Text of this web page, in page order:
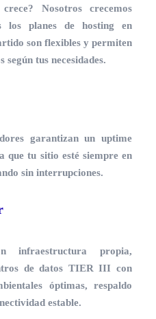
Nosotros crecemos
los planes de hosting en
son flexibles y permiten
según tus necesidades.
garantizan un uptime
que tu sitio esté siempre en
sin interrupciones.
infraestructura propia,
de datos TIER III con
óptimas, respaldo
estable.